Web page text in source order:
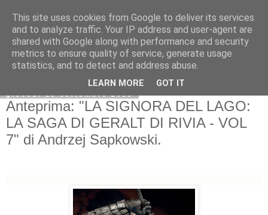
giovedì 10 settembre 2015
Anteprima: "LA SIGNORA DEL LAGO:
LA SAGA DI GERALT DI RIVIA - VOL
7" di Andrzej Sapkowski.
This site uses cookies from Google to deliver its services
and to analyze traffic. Your IP address and user-agent are
shared with Google along with performance and security
metrics to ensure quality of service, generate usage
statistics, and to detect and address abuse.
LEARN MORE GOT IT